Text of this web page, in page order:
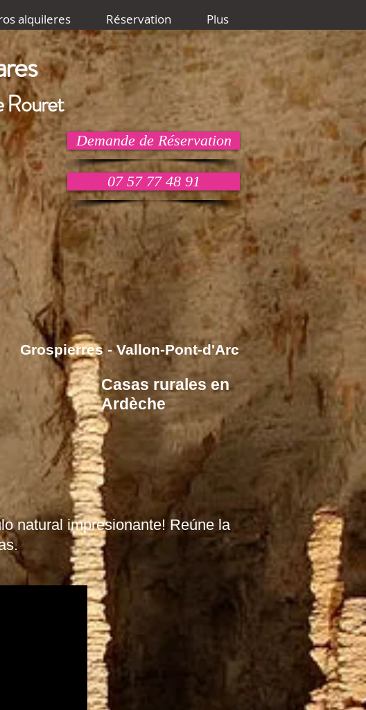
alquileres Réservation Plus
Rouret
Demande de Réservation
07 57 77 48 91
Grospierres - Vallon-Pont-d'Arc
Casas rurales en
Ardèche
natural impresionante! Reúne la